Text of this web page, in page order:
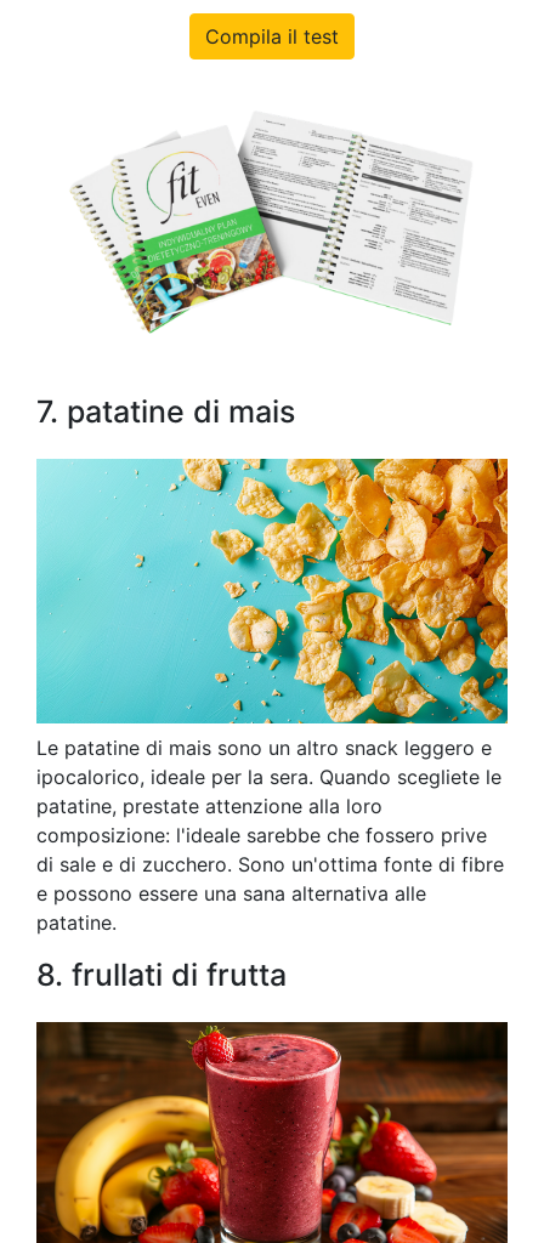
Compila il test
7. patatine di mais
Le patatine di mais sono un altro snack leggero e
ipocalorico, ideale per la sera. Quando scegliete le
patatine, prestate attenzione alla loro
composizione: l'ideale sarebbe che fossero prive
di sale e di zucchero. Sono un'ottima fonte di fibre
e possono essere una sana alternativa alle
patatine.
8. frullati di frutta